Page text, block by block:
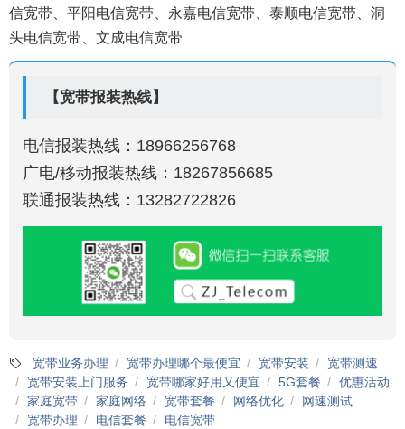
信宽带、平阳电信宽带、永嘉电信宽带、泰顺电信宽带、洞
头电信宽带、文成电信宽带
【宽带报装热线】
电信报装热线：18966256768
广电/移动报装热线：18267856685
联通报装热线：13282722826
宽带业务办理 宽带办理哪个最便宜 宽带安装
宽带测速
宽带安装上门服务
宽带哪家好用又便宜 5G套餐
优惠活动
家庭宽带
家庭网络 宽带套餐 网络优化
网速测试
宽带办理
电信套餐 电信宽带